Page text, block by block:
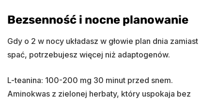
Bezsenność i nocne planowanie
Gdy o 2 w nocy układasz w głowie plan dnia zamiast
spać, potrzebujesz więcej niż adaptogenów.
L-teanina: 100-200 mg 30 minut przed snem.
Aminokwas z zielonej herbaty, który uspokaja bez